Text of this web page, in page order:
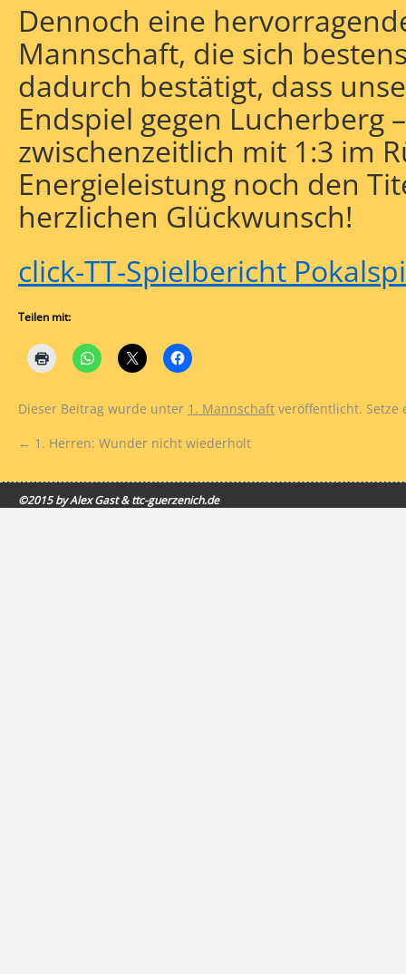
Dennoch eine
Mannschaft, die sich
dadurch bestätigt, dass
Endspiel gegen Lucherberg
zwischenzeitlich mit 1:3 im
Energieleistung noch den
herzlichen Glückwunsch!
click-TT-Spielbericht
Teilen mit:
Dieser Beitrag wurde unter 1. Mannschaft veröffentlicht. Setze
← 1. Herren: Wunder nicht wiederholt
©2015 by Alex Gast & ttc-guerzenich.de